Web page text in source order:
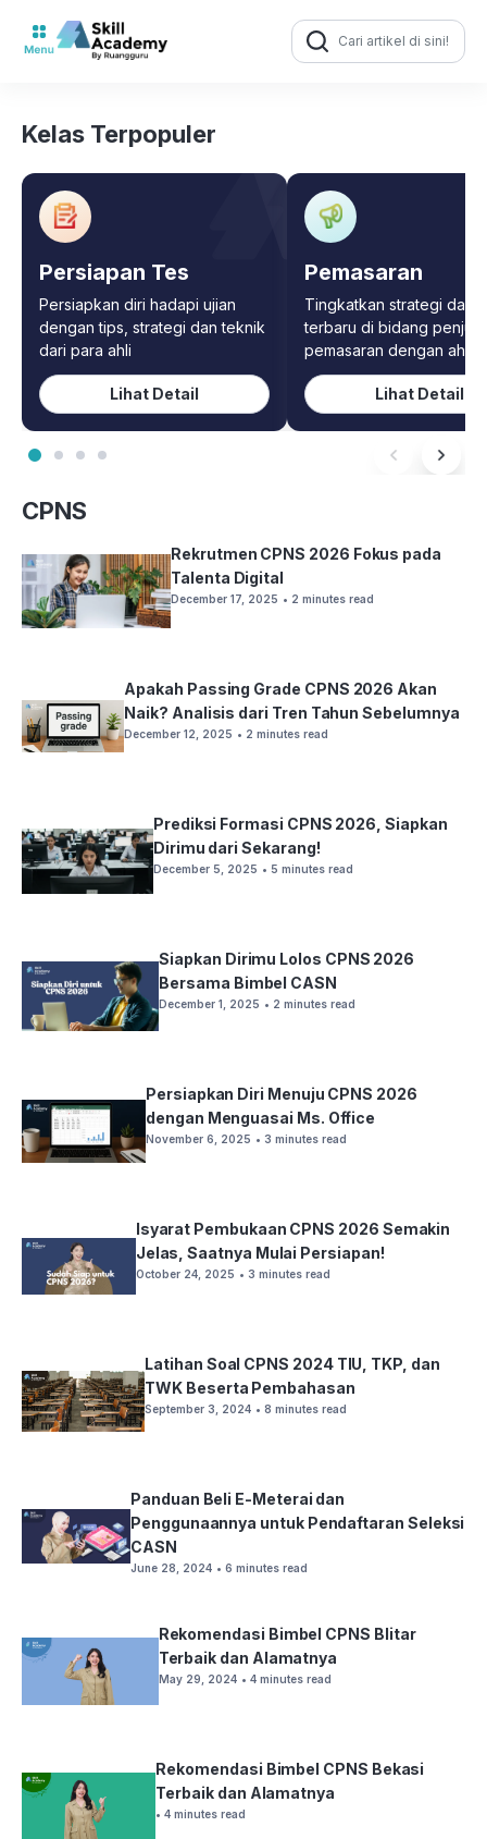
Search
for:
Kelas Terpopuler
Persiapan Tes
Persiapkan diri hadapi ujian
dengan tips, strategi dan teknik
dari para ahli
Lihat Detail
Pemasaran
Tingkatkan strategi dan
terbaru di bidang
pemasaran dengan
Lihat Detail
CPNS
Rekrutmen CPNS 2026 Fokus pada
Talenta Digital
December 17, 2025 • 2 minutes read
Apakah Passing Grade CPNS 2026 Akan
Naik? Analisis dari Tren Tahun Sebelumnya
December 12, 2025 • 2 minutes read
Prediksi Formasi CPNS 2026, Siapkan
Dirimu dari Sekarang!
December 5, 2025 • 5 minutes read
Siapkan Dirimu Lolos CPNS 2026
Bersama Bimbel CASN
December 1, 2025 • 2 minutes read
Persiapkan Diri Menuju CPNS 2026
dengan Menguasai Ms. Office
November 6, 2025 • 3 minutes read
Isyarat Pembukaan CPNS 2026 Semakin
Jelas, Saatnya Mulai Persiapan!
October 24, 2025 • 3 minutes read
Latihan Soal CPNS 2024 TIU, TKP, dan
TWK Beserta Pembahasan
September 3, 2024 • 8 minutes read
Panduan Beli E-Meterai dan
Penggunaannya untuk Pendaftaran Seleksi
CASN
June 28, 2024 • 6 minutes read
Rekomendasi Bimbel CPNS Blitar
Terbaik dan Alamatnya
May 29, 2024 • 4 minutes read
Rekomendasi Bimbel CPNS Bekasi
Terbaik dan Alamatnya
• 4 minutes read